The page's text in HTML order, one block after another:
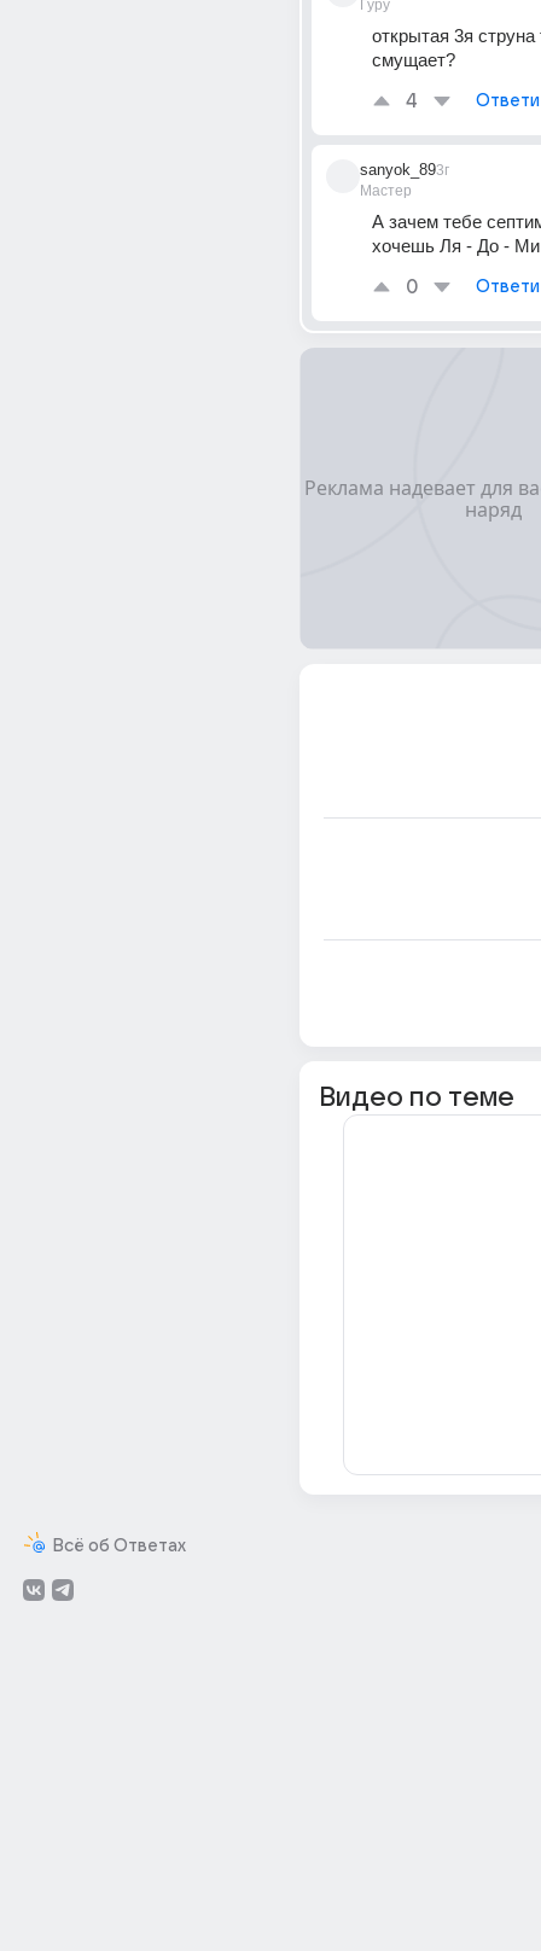
Всё об Ответах
Гуру
открытая 3я струна
смущает?
4
sanyok_89
Мастер
3г
А зачем тебе
хочешь Ля - До - Ми
0
Видео по теме